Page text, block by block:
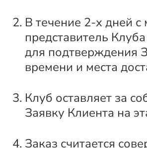
В течение 2-х дней
представитель
для подтверждения
времени и места
Клуб оставляет за
Заявку Клиента на
Заказ считается